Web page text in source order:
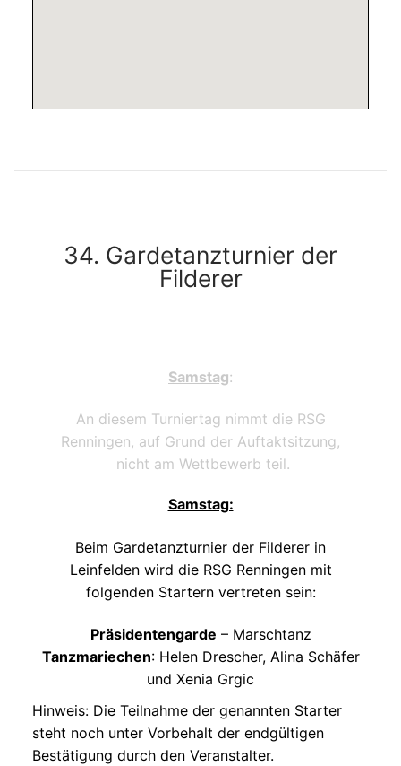
34. Gardetanzturnier der
Filderer
Samstag:
An diesem Turniertag nimmt die RSG
Renningen, auf Grund der Auftaktsitzung,
nicht am Wettbewerb teil.
Samstag:
Beim Gardetanzturnier der Filderer in
Leinfelden wird die RSG Renningen mit
folgenden Startern vertreten sein:
Präsidentengarde – Marschtanz
Tanzmariechen: Helen Drescher, Alina Schäfer
und Xenia Grgic
Hinweis: Die Teilnahme der genannten Starter
steht noch unter Vorbehalt der endgültigen
Bestätigung durch den Veranstalter.